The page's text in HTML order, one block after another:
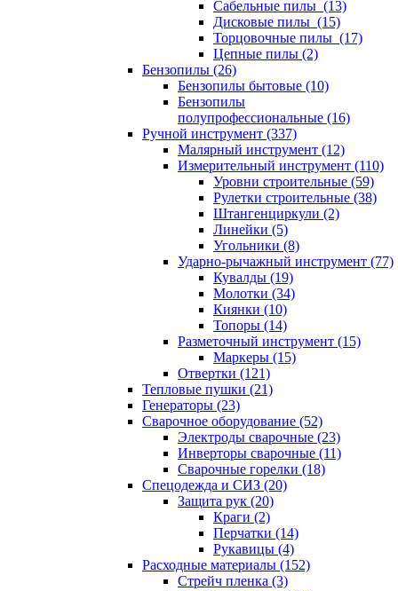
Сабельные пилы (13)
Дисковые пилы (15)
Торцовочные пилы (17)
Цепные пилы (2)
Бензопилы (26)
Бензопилы бытовые (10)
Бензопилы
полупрофессиональные (16)
Ручной инструмент (337)
Малярный инструмент (12)
Измерительный инструмент (110)
Уровни строительные (59)
Рулетки строительные (38)
Штангенциркули (2)
Линейки (5)
Угольники (8)
Ударно-рычажный инструмент (77)
Кувалды (19)
Молотки (34)
Киянки (10)
Топоры (14)
Разметочный инструмент (15)
Маркеры (15)
Отвертки (121)
Тепловые пушки (21)
Генераторы (23)
Сварочное оборудование (52)
Электроды сварочные (23)
Инверторы сварочные (11)
Сварочные горелки (18)
Спецодежда и СИЗ (20)
Защита рук (20)
Краги (2)
Перчатки (14)
Рукавицы (4)
Расходные материалы (152)
Стрейч пленка (3)